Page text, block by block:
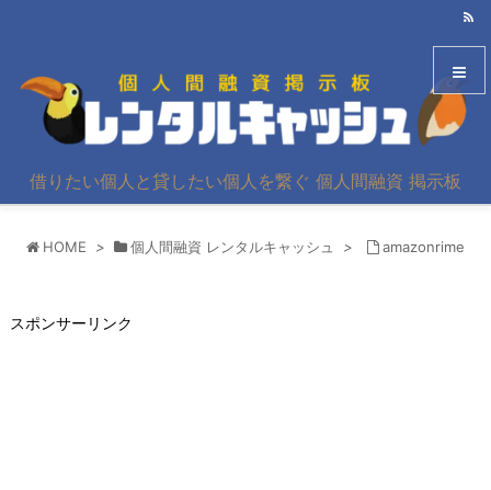
借りたい個人と貸したい個人を繋ぐ 個人間融資 掲示板
HOME > 個人間融資 レンタルキャッシュ > amazonrime
スポンサーリンク